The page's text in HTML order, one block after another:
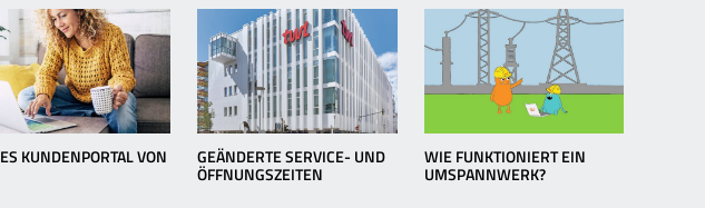
KUNDENPORTAL VON GEÄNDERTE SERVICE- UND
ÖFFNUNGSZEITEN
WIE FUNKTIONIERT EIN
UMSPANNWERK?